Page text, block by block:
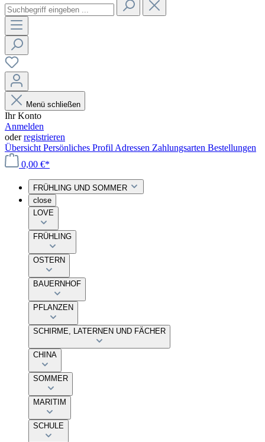
Menü schließen
Ihr Konto
Anmelden
oderregistrieren
Übersicht Persönliches Profil Adressen Zahlungsarten Bestellungen
0,00 €*
FRÜHLING UND SOMMER
close
LOVE
FRÜHLING
OSTERN
BAUERNHOF
PFLANZEN
SCHIRME, LATERNEN UND FÄCHER
CHINA
SOMMER
MARITIM
SCHULE